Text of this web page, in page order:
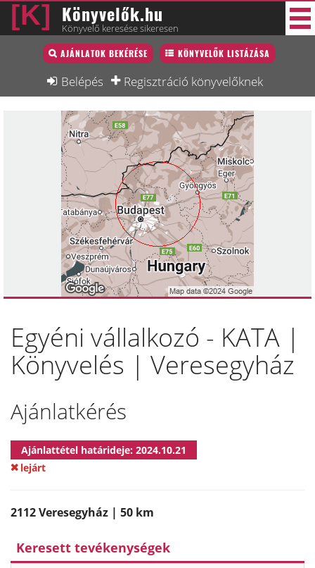
Könyvelők.hu
Könyvelő keresése sikeresen
AJÁNLATOK BEKÉRÉSE KÖNYVELŐK LISTÁZÁSA
Belépés Regisztráció könyvelőknek
Könyvelő lista
Könyvelési munkák
Képzésnaptár
Egyéni vállalkozó - KATA |
Könyvelés | Veresegyház
Ajánlatkérés
Ajánlattétel határideje: 2024.10.21
lejárt
2112 Veresegyház | 50 km
Keresett tevékenységek